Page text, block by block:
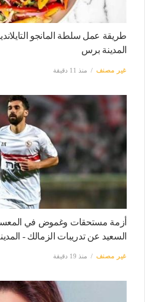
طريقة عمل سلطة المانجو
المدينة برس
غير مصنف منذ 11 دقيقة
أزمة مستحقات وغموض في
السعيد عن تدريبات الزمالك -
غير مصنف منذ 19 دقيقة